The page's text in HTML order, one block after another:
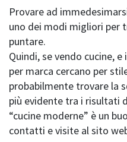
Provare ad
uno dei modi migliori per
puntare.
Quindi, se vendo cucine,
per marca cercano per
probabilmente trovare la
più evidente tra i risultati
“cucine moderne” è un
contatti e visite al sito